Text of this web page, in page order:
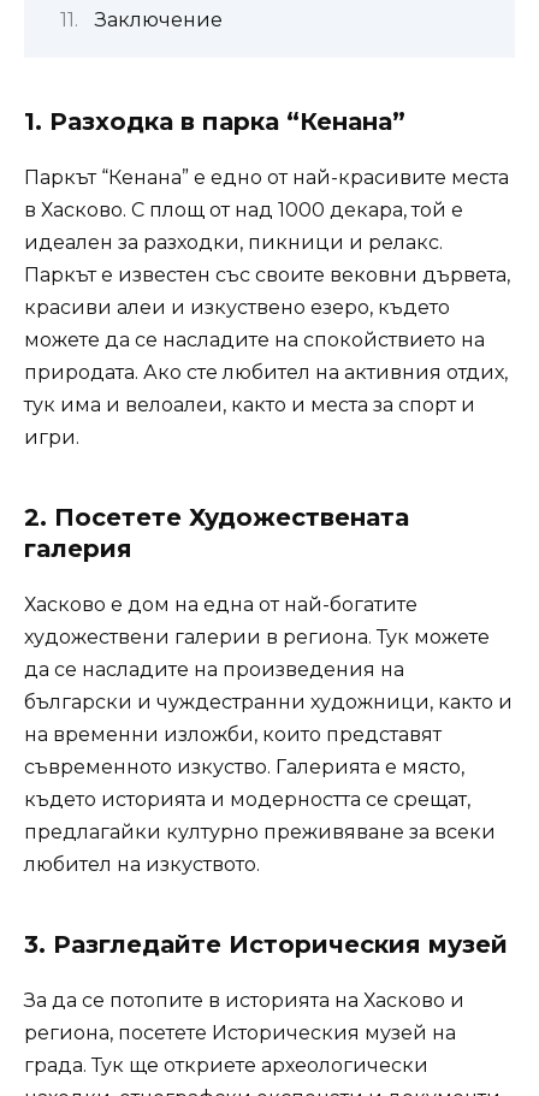
Заключение
1. Разходка в парка “Кенана”
Паркът “Кенана” е едно от най-красивите места
в Хасково. С площ от над 1000 декара, той е
идеален за разходки, пикници и релакс.
Паркът е известен със своите вековни дървета,
красиви алеи и изкуствено езеро, където
можете да се насладите на спокойствието на
природата. Ако сте любител на активния отдих,
тук има и велоалеи, както и места за спорт и
игри.
2. Посетете Художествената
галерия
Хасково е дом на една от най-богатите
художествени галерии в региона. Тук можете
да се насладите на произведения на
български и чуждестранни художници, както и
на временни изложби, които представят
съвременното изкуство. Галерията е място,
където историята и модерността се срещат,
предлагайки културно преживяване за всеки
любител на изкуството.
3. Разгледайте Историческия музей
За да се потопите в историята на Хасково и
региона, посетете Историческия музей на
града. Тук ще откриете археологически